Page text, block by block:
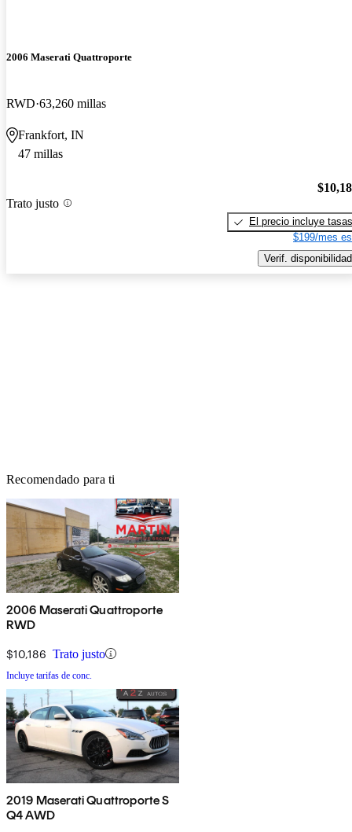
2006 Maserati Quattroporte
RWD 63,260 millas
Frankfort, IN
47 millas
Trato justo
El precio incluye tasas
$199/mes
Verif. disponibilidad
Recomendado para ti
2006 Maserati Quattroporte
RWD
$10,186 Trato justo
Incluye tarifas de conc.
2019 Maserati Quattroporte S
Q4 AWD